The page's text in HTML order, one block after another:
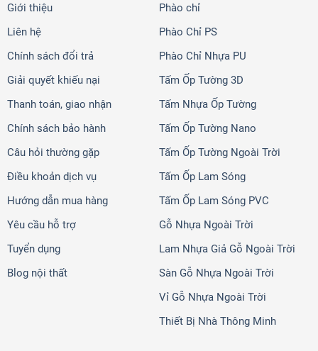
Giới thiệu
Liên hệ
Chính sách đổi trả
Giải quyết khiếu nại
Thanh toán, giao nhận
Chính sách bảo hành
Câu hỏi thường gặp
Điều khoản dịch vụ
Hướng dẫn mua hàng
Yêu cầu hỗ trợ
Tuyển dụng
Blog nội thất
Phào chỉ
Phào Chỉ PS
Phào Chỉ Nhựa PU
Tấm Ốp Tường 3D
Tấm Nhựa Ốp Tường
Tấm Ốp Tường Nano
Tấm Ốp Tường Ngoài Trời
Tấm Ốp Lam Sóng
Tấm Ốp Lam Sóng PVC
Gỗ Nhựa Ngoài Trời
Lam Nhựa Giả Gỗ Ngoài Trời
Sàn Gỗ Nhựa Ngoài Trời
Vỉ Gỗ Nhựa Ngoài Trời
Thiết Bị Nhà Thông Minh